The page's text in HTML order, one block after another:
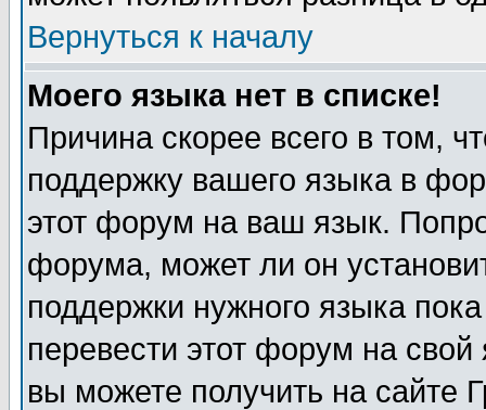
Вернуться к началу
Моего языка нет в списке!
Причина скорее всего в том,
поддержку вашего языка в
этот форум на ваш язык.
форума, может ли он
поддержки нужного языка
перевести этот форум на
вы можете получить на сайте